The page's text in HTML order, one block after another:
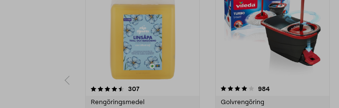
307recensioner
Rengöringsmedel
4.0 av 5 stjärnor 984recensioner
Golvrengöring
4.5 av 5 stjärnor